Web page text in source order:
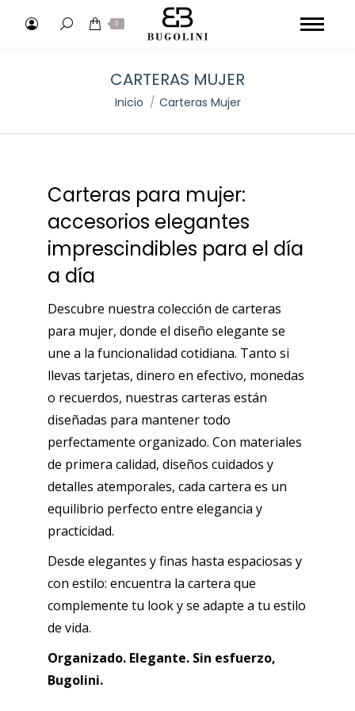
Buscar: 0
CARTERAS MUJER
Estás aquí:
Inicio Carteras Mujer
Carteras para mujer:
accesorios elegantes
imprescindibles para el día
a día
Descubre nuestra colección de carteras
para mujer, donde el diseño elegante se
une a la funcionalidad cotidiana. Tanto si
llevas tarjetas, dinero en efectivo, monedas
o recuerdos, nuestras carteras están
diseñadas para mantener todo
perfectamente organizado. Con materiales
de primera calidad, diseños cuidados y
detalles atemporales, cada cartera es un
equilibrio perfecto entre elegancia y
practicidad.
Desde elegantes y finas hasta espaciosas y
con estilo: encuentra la cartera que
complemente tu look y se adapte a tu estilo
de vida.
Organizado. Elegante. Sin esfuerzo,
Bugolini.